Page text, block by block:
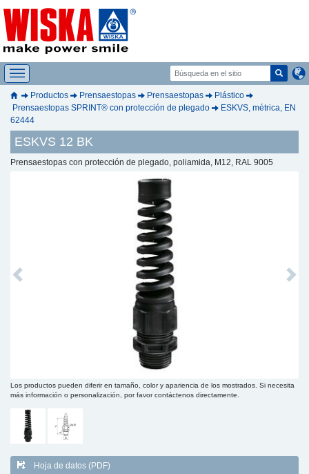
Productos Prensaestopas Prensaestopas
Plástico
Prensaestopas SPRINT® con protección de plegado
ESKVS, métrica, EN
62444
ESKVS 12 BK
Prensaestopas con protección de plegado, poliamida, M12, RAL 9005
Previous Next
Los productos pueden diferir en tamaño, color y apariencia de los mostrados. Si necesita
más información o personalización, por favor contáctenos directamente.
Hoja de datos (PDF)